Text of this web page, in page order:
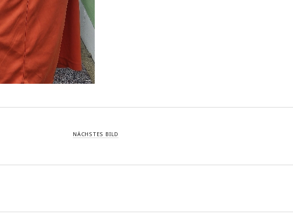
NÄCHSTES BILD